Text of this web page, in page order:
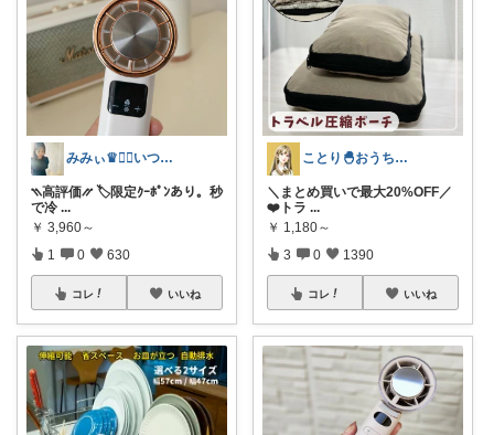
みみぃ♛👯‍♀️いつもありがとう🎪
⳹高評価⳼ 🏷️限定ｸｰﾎﾟﾝあり。秒
で冷 ...
￥ 3,960～
1 0 630
コレ いいね
ことり🐣おうち時間快適＆UV対策
＼まとめ買いで最大20%OFF／
❤️トラ ...
￥ 1,180～
3 0 1390
コレ いいね